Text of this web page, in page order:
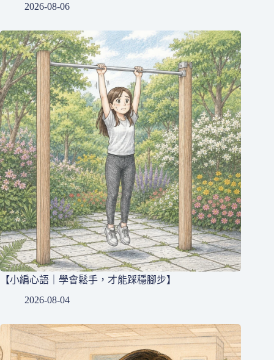
2026-08-06
【小編心語｜學會鬆手，才能踩穩腳步】
2026-08-04